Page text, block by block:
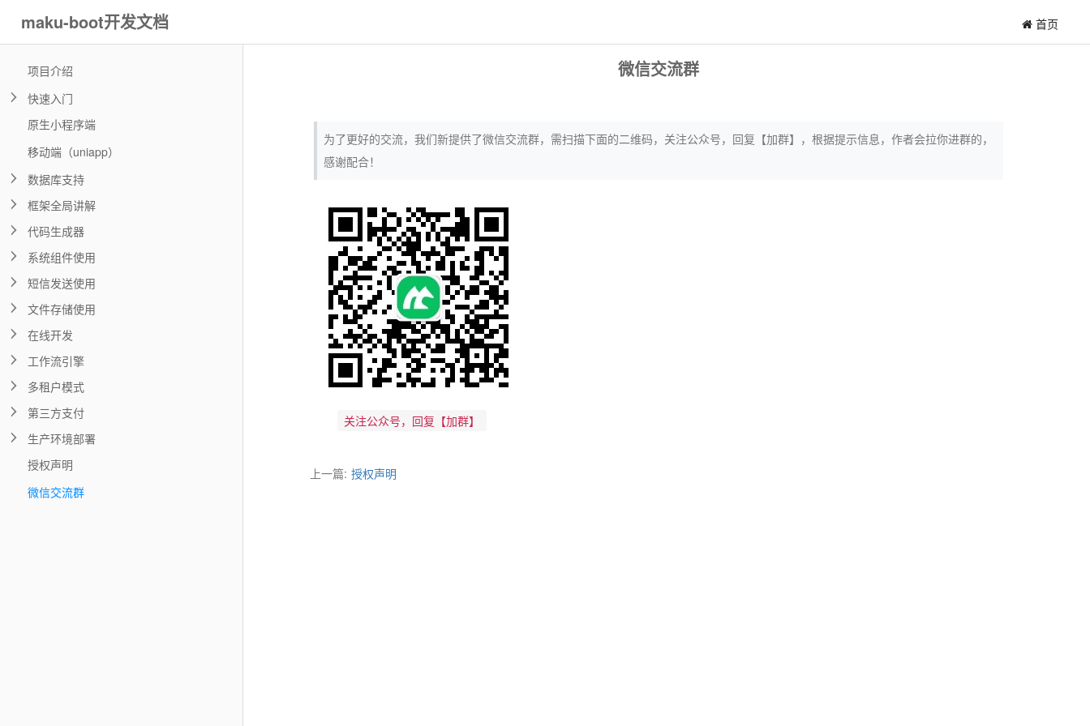
maku-boot开发文档 首页
微信交流群
为了更好的交流，我们新提供了微信交流群，需扫描下面的二维码，关注公众号，回复【加群】，根据提示信息，作者会拉你进群的，
感谢配合！
关注公众号，回复【加群】
上一篇: 授权声明
项目介绍
快速入门
原生小程序端
移动端（uniapp）
数据库支持
框架全局讲解
代码生成器
系统组件使用
短信发送使用
文件存储使用
在线开发
工作流引擎
多租户模式
第三方支付
生产环境部署
授权声明
微信交流群